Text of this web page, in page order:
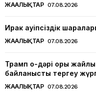
ЖАҢАЛЫҚТАР 07.08.2026
Ирак қауіпсіздік
ЖАҢАЛЫҚТАР 07.08.2026
Трамп оқ-дәрі қоры
байланысты тергеу
ЖАҢАЛЫҚТАР 07.08.2026